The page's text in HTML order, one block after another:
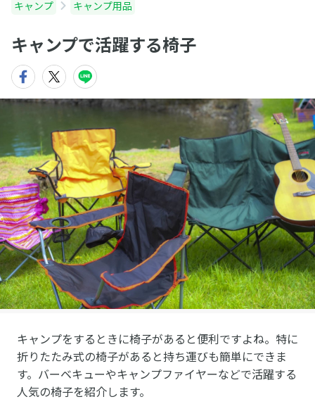
キャンプ キャンプ用品
キャンプで活躍する椅子
キャンプをするときに椅子があると便利ですよね。特に
折りたたみ式の椅子があると持ち運びも簡単にできま
す。バーベキューやキャンプファイヤーなどで活躍する
人気の椅子を紹介します。